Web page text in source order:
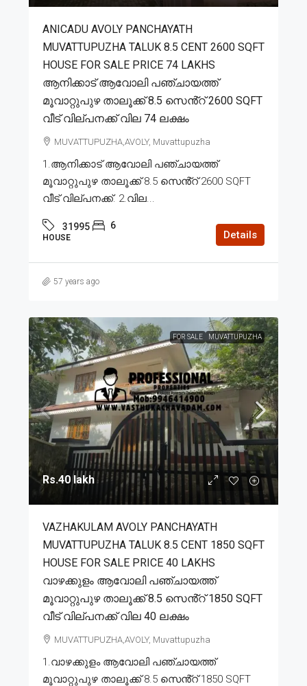
ANICADU AVOLY PANCHAYATH
MUVATTUPUZHA TALUK 8.5 CENT 2600 SQFT
HOUSE FOR SALE PRICE 74 LAKHS
ആനിക്കാട് ആവോലി പഞ്ചായത്ത്
മൂവാറ്റുപുഴ താലൂക്ക് 8.5 സെൻ്റ് 2600 SQFT
വീട് വില്പനക്ക് വില 74 ലക്ഷം
MUVATTUPUZHA,AVOLY, Muvattupuzha
1.ആനിക്കാട് ആവോലി പഞ്ചായത്ത്
മൂവാറ്റുപുഴ താലൂക്ക് 8.5 സെൻ്റ് 2600 SQFT
വീട് വില്പനക്ക്. 2.വില...
31995 6
HOUSE Details
57 years ago
FOR SALE MUVATTUPUZHA
Rs.40 lakh
VAZHAKULAM AVOLY PANCHAYATH
MUVATTUPUZHA TALUK 8.5 CENT 1850 SQFT
HOUSE FOR SALE PRICE 40 LAKHS
വാഴക്കുളം ആവോലി പഞ്ചായത്ത്
മൂവാറ്റുപുഴ താലൂക്ക് 8.5 സെൻ്റ് 1850 SQFT
വീട് വില്പനക്ക് വില 40 ലക്ഷം
MUVATTUPUZHA,AVOLY, Muvattupuzha
1.വാഴക്കുളം ആവോലി പഞ്ചായത്ത്
മൂവാറ്റുപുഴ താലൂക്ക് 8.5 സെൻ്റ് 1850 SQFT